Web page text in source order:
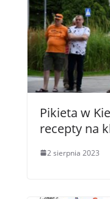
Pikieta w
recepty na
2 sierpnia 2023